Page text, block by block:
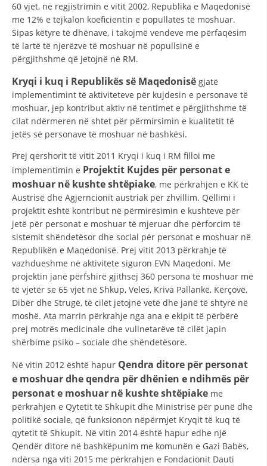
HISTORIA E LËVIZJES
HISTORIA E KRYQIT TË KUQ
STRUKTURA E ORGANIZATËS
KONTAKT INFORMACIONE
ANËTARËSIMI NË STRUKTURAT PROFESIONALE
LIGJI I KRYQIT TË KUQ
STATUTI I KRYQIT TË KUQ
ORGANIZIMI DHE ZHVILLIMI
BORDI DREJTUES
KUVENDI
STRUKTURA DHE STRUKTURA ORGANIZATIVE
DISEMINIMI
DREJTA NDERKOMBETARE HUMANITARE
PROMOVIMI I VLERAVE HUMANE
PËRDORIMIN DHE MBROJTJEN E STEMËS
SOCIALO-HUMANITARE
SI TË JEPNI DONACIONE
60 vjet, në regjistrimin e vitit 2002, Republika e Maqedonisë
me 12% e tejkalon koeficientin e popullatës të moshuar.
Sipas këtyre të dhënave, i takojmë vendeve me përfaqësim
të lartë të njerëzve të moshuar në popullsinë e
përgjithshme që jetojnë në RM.
Kryqi i kuq i Republikës së Maqedonisë gjatë
implementimint të aktiviteteve për kujdesin e personave të
moshuar, jep kontribut aktiv në tentimet e përgjithshme të
cilat ndërmeren në shtet për përmirsimin e kualitetit të
jetës së personave të moshuar në bashkësi.
Prej qershorit të vitit 2011 Kryqi i kuq i RM filloi me
implementimin e Projektit Kujdes për personat e
moshuar në kushte shtëpiake, me përkrahjen e KK të
Austrisë dhe Agjerncionit austriak për zhvillim. Qëllimi i
projektit është kontribut në përmirësimin e kushteve për
jetë për personat e moshuar të mjeruar dhe përforcim të
sistemit shëndetësor dhe social për personat e moshuar në
Republikën e Maqedonisë. Prej vitit 2013 përkrahje të
vazhdueshme në aktivitete siguron EVN Maqedoni. Me
projektin janë përfshirë gjithsej 360 persona të moshuar më
të vjetër se 65 vjet në Shkup, Veles, Kriva Pallankë, Kërçovë,
Dibër dhe Strugë, të cilët jetojnë vetë dhe janë të shtyrë në
moshë. Ata marrin përkrahje nga ana e ekipit të përbërë
prej motrës medicinale dhe vullnetarëve të cilët japin
shërbime psiko – sociale dhe shëndetësore.
Në vitin 2012 është hapur Qendra ditore për personat
e moshuar dhe qendra për dhënien e ndihmës për
personat e moshuar në kushte shtëpiake me
përkrahjen e Qytetit të Shkupit dhe Ministrisë për punë dhe
politikë sociale, që funksionon nëpërmjet Kryqit të kuq të
qytetit të Shkupit. Në vitin 2014 është hapur edhe një
Qendër ditore në bashkëpunim me komunën e Gazi Babës,
ndërsa nga viti 2015 me përkrahjen e Fondacionit Dauti